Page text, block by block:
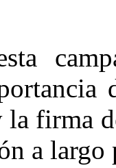
firma
a largo